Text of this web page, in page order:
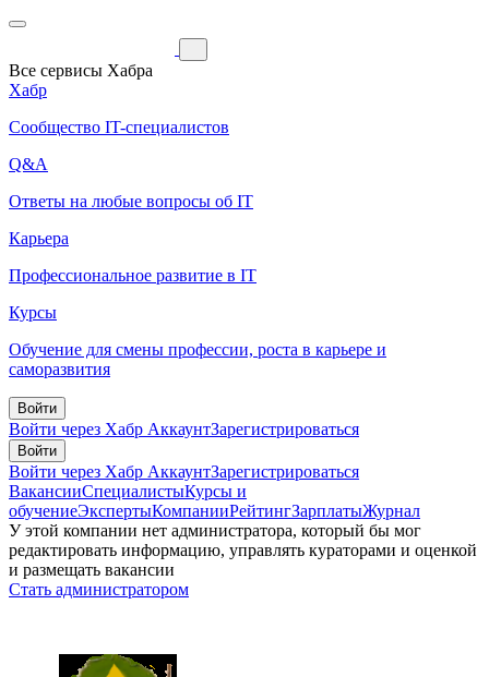
Все сервисы Хабра
Хабр
Сообщество IT-специалистов
Q&A
Ответы на любые вопросы об IT
Карьера
Профессиональное развитие в IT
Курсы
Обучение для смены профессии, роста в карьере и
саморазвития
Войти
Войти через Хабр АккаунтЗарегистрироваться
Войти
Войти через Хабр АккаунтЗарегистрироваться
ВакансииСпециалистыКурсы и
обучениеЭкспертыКомпанииРейтингЗарплатыЖурнал
У этой компании нет администратора, который бы мог
редактировать информацию, управлять кураторами и оценкой
и размещать вакансии
Стать администратором